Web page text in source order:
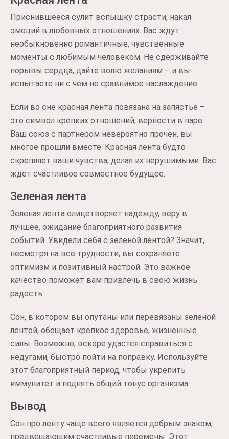
Приснившееся сулит вспышку страсти, накал
эмоций в любовных отношениях. Вас ждут
необыкновенно романтичные, чувственные
моменты с любимым человеком. Не сдерживайте
порывы сердца, дайте волю желаниям – и вы
испытаете ни с чем не сравнимое наслаждение.
Если во сне красная лента повязана на запястье –
это символ крепких отношений, верности в паре.
Ваш союз с партнером невероятно прочен, вы
многое прошли вместе. Красная лента будто
скрепляет ваши чувства, делая их нерушимыми. Вас
ждет счастливое совместное будущее.
Зеленая лента
Зеленая лента олицетворяет надежду, веру в
лучшее, ожидание благоприятного развития
событий. Увидели себя с зеленой лентой? Значит,
несмотря на все трудности, вы сохраняете
оптимизм и позитивный настрой. Это важное
качество поможет вам привлечь в свою жизнь
радость.
Сон, в котором вы опутаны или перевязаны зеленой
лентой, обещает крепкое здоровье, жизненные
силы. Возможно, вскоре удастся справиться с
недугами, быстро пойти на поправку. Используйте
этот благоприятный период, чтобы укрепить
иммунитет и поднять общий тонус организма.
Вывод
Сон про ленту чаще всего является добрым знаком,
предвещающим счастливые перемены. Этот